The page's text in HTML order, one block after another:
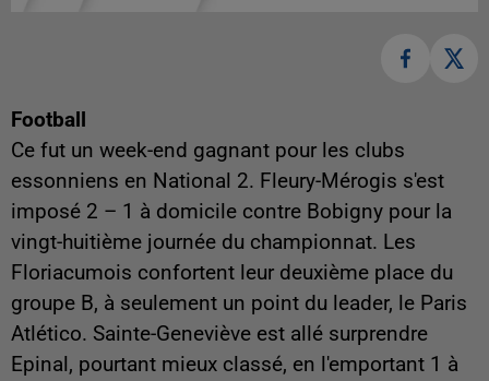
Football
Ce fut un week-end gagnant pour les clubs
essonniens en National 2. Fleury-Mérogis s'est
imposé 2 – 1 à domicile contre Bobigny pour la
vingt-huitième journée du championnat. Les
Floriacumois confortent leur deuxième place du
groupe B, à seulement un point du leader, le Paris
Atlético. Sainte-Geneviève est allé surprendre
Epinal, pourtant mieux classé, en l'emportant 1 à